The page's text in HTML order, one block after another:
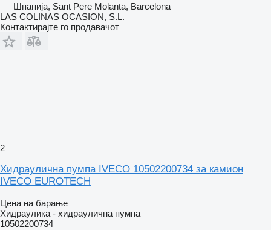
Шпанија, Sant Pere Molanta, Barcelona
LAS COLINAS OCASION, S.L.
Контактирајте го продавачот
2
Хидраулична пумпа IVECO 10502200734 за камион
IVECO EUROTECH
Цена на барање
Хидраулика - хидраулична пумпа
10502200734